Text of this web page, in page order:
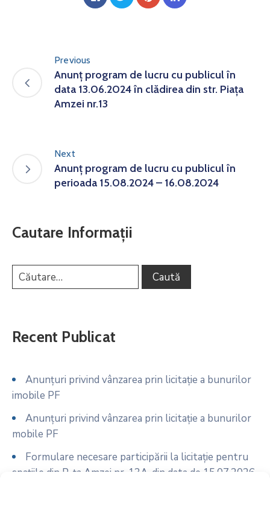
Previous
Anunț program de lucru cu publicul în
data 13.06.2024 în clădirea din str. Piața
Amzei nr.13
Next
Anunț program de lucru cu publicul în
perioada 15.08.2024 – 16.08.2024
Cautare Informații
Recent Publicat
Anunțuri privind vânzarea prin licitație a bunurilor
imobile PF
Anunțuri privind vânzarea prin licitație a bunurilor
mobile PF
Formulare necesare participării la licitație pentru
spațiile din P-ța Amzei nr. 13A, din data de 15.07.2026